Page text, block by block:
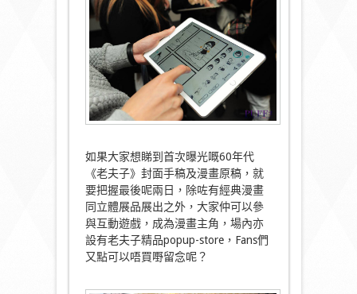
如果大家想睇到首次曝光嘅60年代
《老夫子》封面手稿及漫畫原稿，就
要把握最後呢兩日，除咗有經典漫畫
同立體展品展出之外，大家仲可以參
與互動遊戲，成為漫畫主角，場內亦
設有老夫子精品popup-store，Fans們
又點可以唔買嘢留念呢？